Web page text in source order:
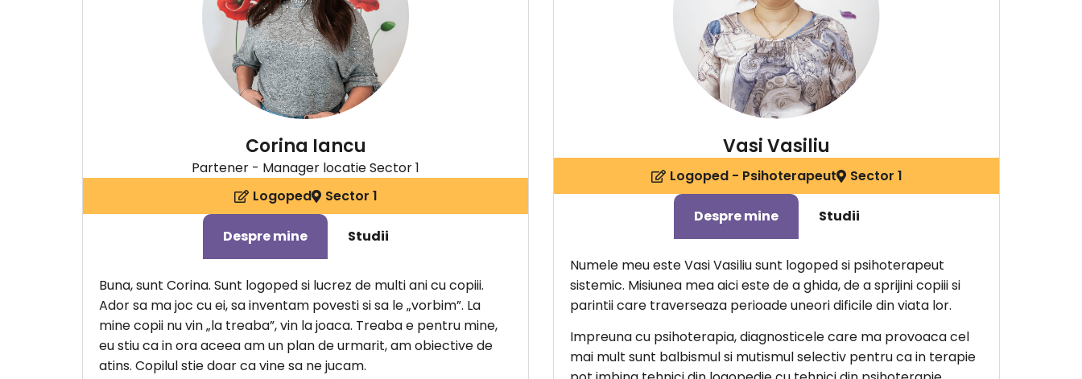
Corina Iancu
Partener - Manager locatie Sector 1
Logoped
Sector 1
Despre mine Studii
Buna, sunt Corina. Sunt logoped si lucrez de multi ani cu copiii.
Ador sa ma joc cu ei, sa inventam povesti si sa le „vorbim”. La
mine copii nu vin „la treaba”, vin la joaca. Treaba e pentru mine,
eu stiu ca in ora aceea am un plan de urmarit, am obiective de
atins. Copilul stie doar ca vine sa ne jucam.
Vasi Vasiliu
Logoped - Psihoterapeut Sector 1
Despre mine Studii
Numele meu este Vasi Vasiliu sunt logoped si psihoterapeut
sistemic. Misiunea mea aici este de a ghida, de a sprijini copiii si
parintii care traverseaza perioade uneori dificile din viata lor.
Impreuna cu psihoterapia, diagnosticele care ma provoaca cel
mai mult sunt balbismul si mutismul selectiv pentru ca in terapie